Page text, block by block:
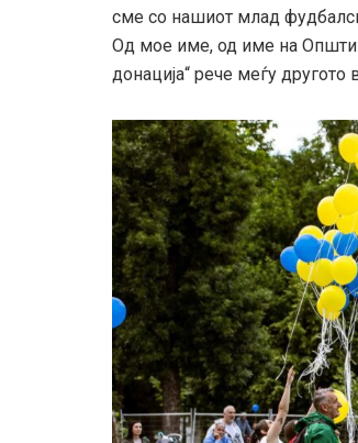
сме со нашиот млад
Од мое име, од име на
донација“ рече меѓу